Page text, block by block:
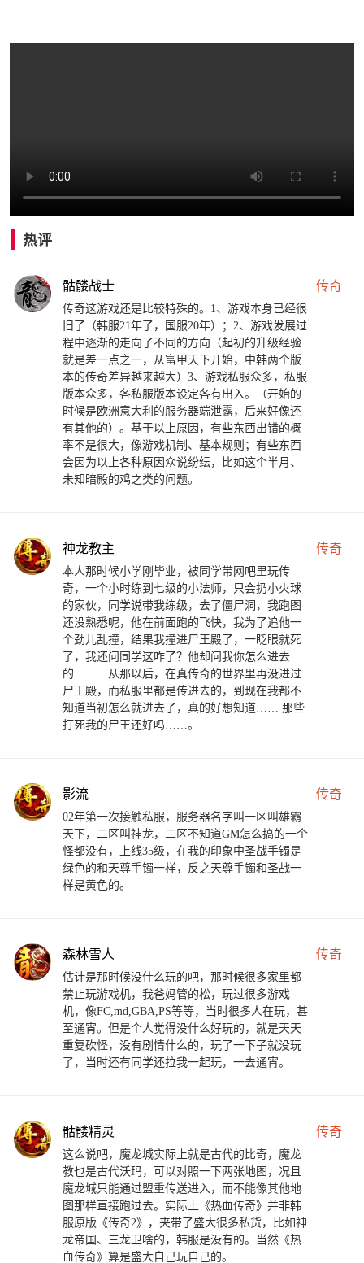
热评
骷髅战士 传奇
传奇这游戏还是比较特殊的。1、游戏本身已经很
旧了（韩服21年了，国服20年）；2、游戏发展过
程中逐渐的走向了不同的方向（起初的升级经验
就是差一点之一，从富甲天下开始，中韩两个版
本的传奇差异越来越大）3、游戏私服众多，私服
版本众多，各私服版本设定各有出入。（开始的
时候是欧洲意大利的服务器端泄露，后来好像还
有其他的）。基于以上原因，有些东西出错的概
率不是很大，像游戏机制、基本规则；有些东西
会因为以上各种原因众说纷纭，比如这个半月、
未知暗殿的鸡之类的问题。
神龙教主 传奇
本人那时候小学刚毕业，被同学带网吧里玩传
奇，一个小时练到七级的小法师，只会扔小火球
的家伙，同学说带我练级，去了僵尸洞，我跑图
还没熟悉呢，他在前面跑的飞快，我为了追他一
个劲儿乱撞，结果我撞进尸王殿了，一眨眼就死
了，我还问同学这咋了？他却问我你怎么进去
的………从那以后，在真传奇的世界里再没进过
尸王殿，而私服里都是传进去的，到现在我都不
知道当初怎么就进去了，真的好想知道…… 那些
打死我的尸王还好吗……。
影流 传奇
02年第一次接触私服，服务器名字叫一区叫雄霸
天下，二区叫神龙，二区不知道GM怎么搞的一个
怪都没有，上线35级，在我的印象中圣战手镯是
绿色的和天尊手镯一样，反之天尊手镯和圣战一
样是黄色的。
森林雪人 传奇
估计是那时候没什么玩的吧，那时候很多家里都
禁止玩游戏机，我爸妈管的松，玩过很多游戏
机，像FC,md,GBA,PS等等，当时很多人在玩，甚
至通宵。但是个人觉得没什么好玩的，就是天天
重复砍怪，没有剧情什么的，玩了一下子就没玩
了，当时还有同学还拉我一起玩，一去通宵。
骷髅精灵 传奇
这么说吧，魔龙城实际上就是古代的比奇，魔龙
教也是古代沃玛，可以对照一下两张地图，况且
魔龙城只能通过盟重传送进入，而不能像其他地
图那样直接跑过去。实际上《热血传奇》并非韩
服原版《传奇2》，夹带了盛大很多私货，比如神
龙帝国、三龙卫啥的，韩服是没有的。当然《热
血传奇》算是盛大自己玩自己的。